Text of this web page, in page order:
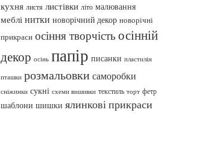
кухня листя листівки літо малювання
меблі нитки новорічний декор новорічні
прикраси осіння творчість осінній
декор осінь папір писанки пластилін
пташки розмальовки саморобки
сніжинки сукні схеми вишивки текстиль торт фетр
шаблони шишки ялинкові прикраси